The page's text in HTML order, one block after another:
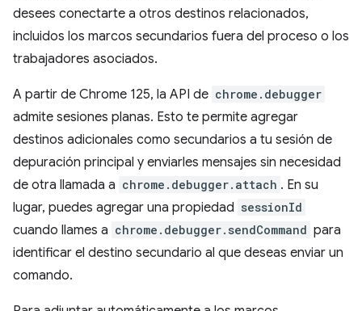
desees conectarte a otros destinos relacionados,
incluidos los marcos secundarios fuera del proceso o los
trabajadores asociados.
A partir de Chrome 125, la API de chrome.debugger
admite sesiones planas. Esto te permite agregar
destinos adicionales como secundarios a tu sesión de
depuración principal y enviarles mensajes sin necesidad
de otra llamada a chrome.debugger.attach . En su
lugar, puedes agregar una propiedad sessionId
cuando llames a chrome.debugger.sendCommand para
identificar el destino secundario al que deseas enviar un
comando.